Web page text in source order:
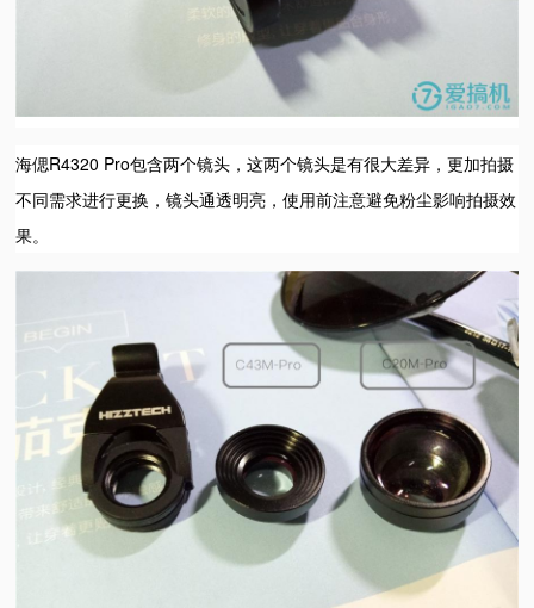
海偲R4320 Pro包含两个镜头，这两个镜头是有很大差异，更加拍摄
不同需求进行更换，镜头通透明亮，使用前注意避免粉尘影响拍摄效
果。